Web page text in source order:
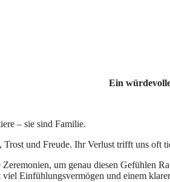
Ein
– sie sind Familie.
Trost und Freude. Ihr Verlust trifft uns oft
um genau diesen Gefühlen
Einfühlungsvermögen und einem